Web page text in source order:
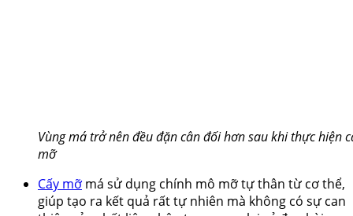
Vùng má trở nên đều đặn cân đối hơn sau khi thực hiện
mỡ
Cấy mỡmá sử dụng chính mô mỡ tự thân từ cơ thể,
giúp tạo ra kết quả rất tự nhiên mà không có sự can